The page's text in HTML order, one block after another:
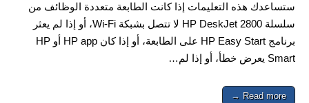
ستساعدك هذه التعليمات إذا كانت الطابعة متعددة الوظائف من
سلسلة HP DeskJet 2800 لا تتصل بشبكة Wi-Fi، أو إذا لم يعثر
برنامج HP Easy Start على الطابعة، أو إذا كان HP app أو HP
Smart يعرض خطأ، أو إذا لم…
Read more →